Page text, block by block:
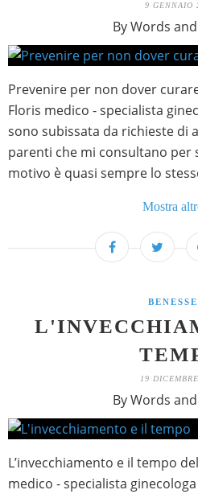
9 GENNAIO
By Words
Prevenire per non dover
Floris medico - specialista
sono subissata da richieste di
parenti che mi consultano per
motivo è quasi sempre lo
Mostra
19
By Words
L’invecchiamento e il tempo
medico - specialista